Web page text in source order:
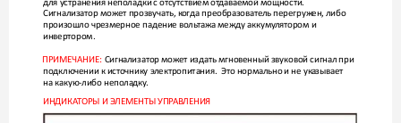
Сигнализатор может прозвучать, когда преобразователь перегружен, либо
произошло чрезмерное падение вольтажа между аккумулятором и
инвертором.
Сигнализатор может издать мгновенный звуковой сигнал при
ПРИМЕЧАНИЕ:
подключении к источнику электропитания.  Это нормально и не указывает
на какую-либо неполадку.
ИНДИКАТОРЫ И ЭЛЕМЕНТЫ УПРАВЛЕНИЯ